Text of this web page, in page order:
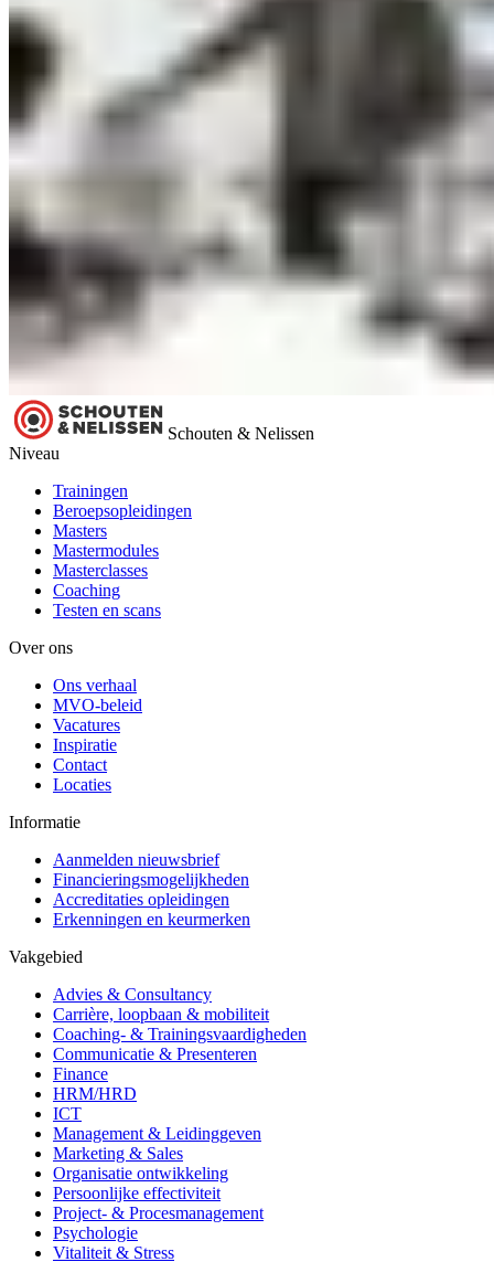
Schouten & Nelissen
Niveau
Trainingen
Beroepsopleidingen
Masters
Mastermodules
Masterclasses
Coaching
Testen en scans
Over ons
Ons verhaal
MVO-beleid
Vacatures
Inspiratie
Contact
Locaties
Informatie
Aanmelden nieuwsbrief
Financieringsmogelijkheden
Accreditaties opleidingen
Erkenningen en keurmerken
Vakgebied
Advies & Consultancy
Carrière, loopbaan & mobiliteit
Coaching- & Trainingsvaardigheden
Communicatie & Presenteren
Finance
HRM/HRD
ICT
Management & Leidinggeven
Marketing & Sales
Organisatie ontwikkeling
Persoonlijke effectiviteit
Project- & Procesmanagement
Psychologie
Vitaliteit & Stress